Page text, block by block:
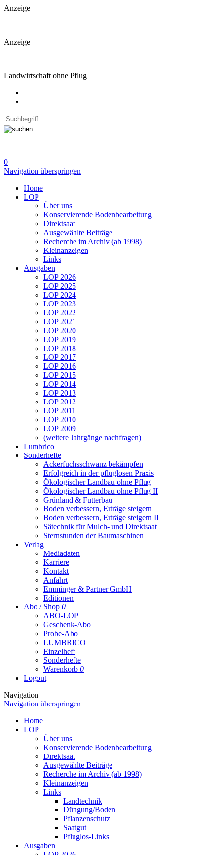
Anzeige
Anzeige
Landwirtschaft ohne Pflug
0
Navigation überspringen
Home
LOP
Über uns
Konservierende Bodenbearbeitung
Direktsaat
Ausgewählte Beiträge
Recherche im Archiv (ab 1998)
Kleinanzeigen
Links
Ausgaben
LOP 2026
LOP 2025
LOP 2024
LOP 2023
LOP 2022
LOP 2021
LOP 2020
LOP 2019
LOP 2018
LOP 2017
LOP 2016
LOP 2015
LOP 2014
LOP 2013
LOP 2012
LOP 2011
LOP 2010
LOP 2009
(weitere Jahrgänge nachfragen)
Lumbrico
Sonderhefte
Ackerfuchsschwanz bekämpfen
Erfolgreich in der pfluglosen Praxis
Ökologischer Landbau ohne Pflug
Ökologischer Landbau ohne Pflug II
Grünland & Futterbau
Boden verbessern, Erträge steigern
Boden verbessern, Erträge steigern II
Sätechnik für Mulch- und Direktsaat
Sternstunden der Baumaschinen
Verlag
Mediadaten
Karriere
Kontakt
Anfahrt
Emminger & Partner GmbH
Editionen
Abo / Shop 0
ABO-LOP
Geschenk-Abo
Probe-Abo
LUMBRICO
Einzelheft
Sonderhefte
Warenkorb 0
Logout
Navigation
Navigation überspringen
Home
LOP
Über uns
Konservierende Bodenbearbeitung
Direktsaat
Ausgewählte Beiträge
Recherche im Archiv (ab 1998)
Kleinanzeigen
Links
Landtechnik
Düngung/Boden
Pflanzenschutz
Saatgut
Pfluglos-Links
Ausgaben